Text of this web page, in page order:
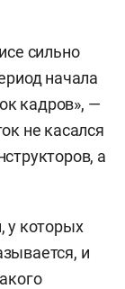
сильно
начала
кадров», —
не касался
а
у которых
и